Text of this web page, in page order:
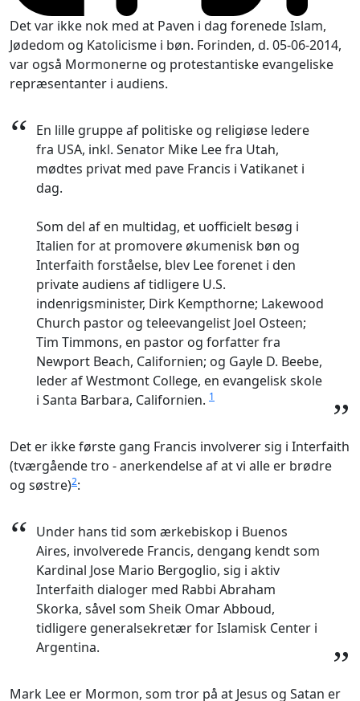
Det var ikke nok med at Paven i dag forenede Islam,
Jødedom og Katolicisme i bøn. Forinden, d. 05-06-2014,
var også Mormonerne og protestantiske evangeliske
repræsentanter i audiens.
“ En lille gruppe af politiske og religiøse ledere
fra USA, inkl. Senator Mike Lee fra Utah,
mødtes privat med pave Francis i Vatikanet i
dag.
Som del af en multidag, et uofficielt besøg i
Italien for at promovere økumenisk bøn og
Interfaith forståelse, blev Lee forenet i den
private audiens af tidligere U.S.
indenrigsminister, Dirk Kempthorne; Lakewood
Church pastor og teleevangelist Joel Osteen;
Tim Timmons, en pastor og forfatter fra
Newport Beach, Californien; og Gayle D. Beebe,
leder af Westmont College, en evangelisk skole
i Santa Barbara, Californien. 1 ”
Det er ikke første gang Francis involverer sig i Interfaith
(tværgående tro - anerkendelse af at vi alle er brødre
og søstre)2:
“ Under hans tid som ærkebiskop i Buenos
Aires, involverede Francis, dengang kendt som
Kardinal Jose Mario Bergoglio, sig i aktiv
Interfaith dialoger med Rabbi Abraham
Skorka, såvel som Sheik Omar Abboud,
tidligere generalsekretær for Islamisk Center i
Argentina.
”
Mark Lee er Mormon, som tror på at Jesus og Satan er